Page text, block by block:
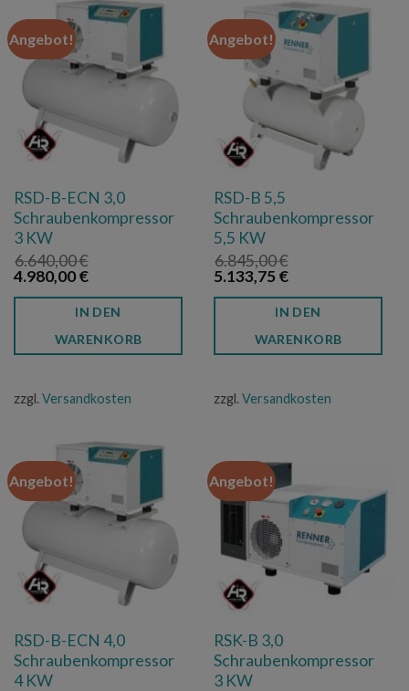
Angebot!
RSD-B-ECN 3,0
Schraubenkompressor
3 KW
6.640,00€
Ursprünglicher
6.640,00 €
4.980,00€Aktueller
ist:
4.980,00 €.
IN DEN
WARENKORB
zzgl. Versandkosten
Angebot!
RSD-B 5,5
Schraubenkompressor
5,5 KW
6.845,00€
Ursprünglicher
6.845,00 €
5.133,75€Aktueller
ist:
5.133,75 €.
IN DEN
WARENKORB
zzgl. Versandkosten
Angebot!
RSD-B-ECN 4,0
Schraubenkompressor
4 KW
Angebot!
RSK-B 3,0
Schraubenkompressor
3 KW